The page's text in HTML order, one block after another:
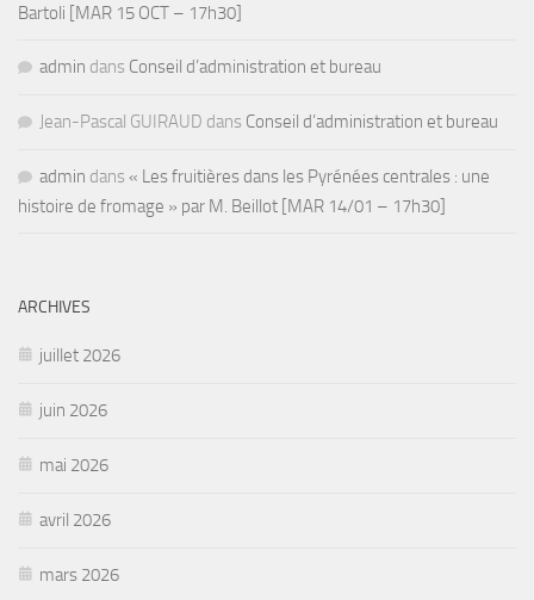
Bartoli [MAR 15 OCT – 17h30]
admin dans Conseil d’administration et bureau
Jean-Pascal GUIRAUD dans Conseil d’administration et bureau
admin dans « Les fruitières dans les Pyrénées centrales : une
histoire de fromage » par M. Beillot [MAR 14/01 – 17h30]
ARCHIVES
juillet 2026
juin 2026
mai 2026
avril 2026
mars 2026